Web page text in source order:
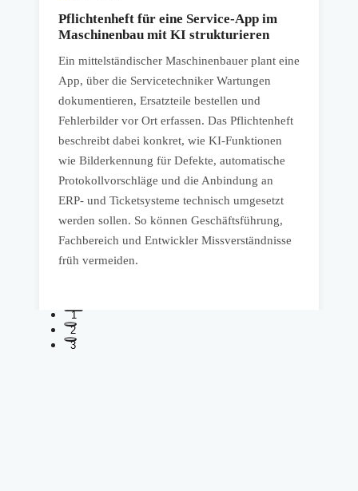
Pflichtenheft für eine Service-App im
Maschinenbau mit KI strukturieren
Ein mittelständischer Maschinenbauer plant eine
App, über die Servicetechniker Wartungen
dokumentieren, Ersatzteile bestellen und
Fehlerbilder vor Ort erfassen. Das Pflichtenheft
beschreibt dabei konkret, wie KI-Funktionen
wie Bilderkennung für Defekte, automatische
Protokollvorschläge und die Anbindung an
ERP- und Ticketsysteme technisch umgesetzt
werden sollen. So können Geschäftsführung,
Fachbereich und Entwickler Missverständnisse
früh vermeiden.
1
2
3